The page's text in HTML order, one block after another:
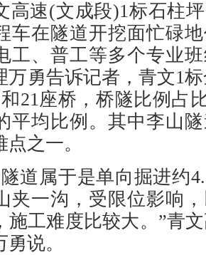
速(文成段)1标石柱坪
车在隧道开挖面忙碌
工、普工等多个专业
万勇告诉记者，青文1
21座桥，桥隧比例占
平均比例。其中李山
之一。
属于是单向掘进约
夹一沟，受限位影响
施工难度比较大。”青
说。